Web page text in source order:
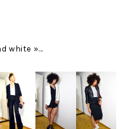
white »…